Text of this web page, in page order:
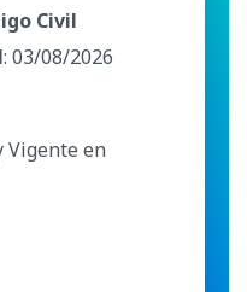
Civil
: 03/08/2026
Vigente en